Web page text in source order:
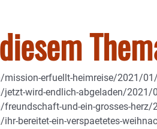
mission-erfuellt-heimreise/2021/
wird-endlich-abgeladen/
und-ein-grosses-
bereitet-ein-verspaetetes-